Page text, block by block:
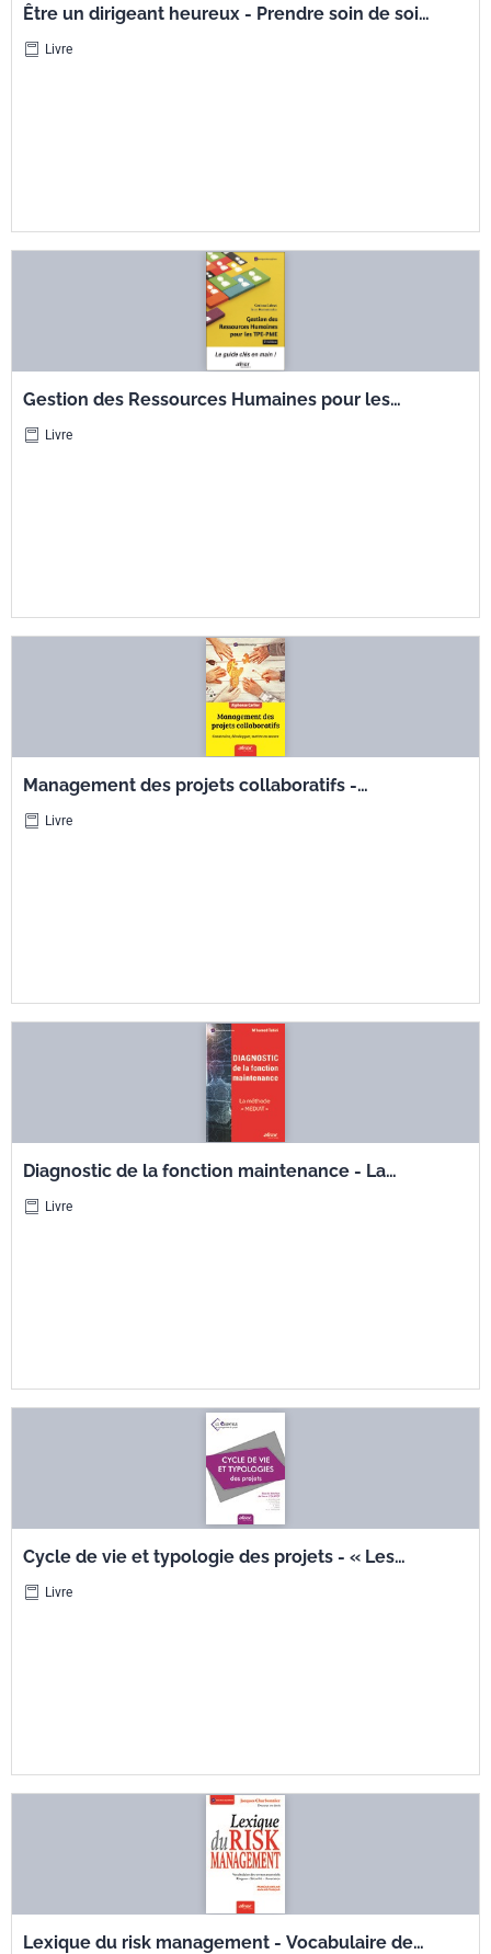
Être un dirigeant heureux - Prendre soin de soi
et de ses collaborateurs !
Livre
Gestion des Ressources Humaines pour les
TPE-PME - Le guide clés en main !
Livre
Management des projets collaboratifs -
Construire, développer, mettre en oeuvre
Livre
Diagnostic de la fonction maintenance - La
méthode 'MEDIAT'
Livre
Cycle de vie et typologie des projets - « Les
essentiels du management de projet » - Livre 5
Livre
Lexique du risk management - Vocabulaire des